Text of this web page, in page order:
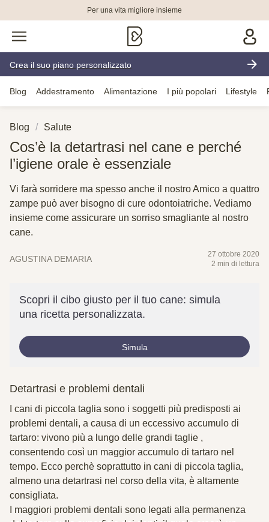
Per una vita migliore insieme
Crea il suo piano personalizzato
Blog Addestramento Alimentazione I più popolari Lifestyle
Blog Salute
Cos’è la detartrasi nel cane e perché
l’igiene orale è essenziale
Vi farà sorridere ma spesso anche il nostro Amico a quattro
zampe può aver bisogno di cure odontoiatriche. Vediamo
insieme come assicurare un sorriso smagliante al nostro
cane.
AGUSTINA DEMARIA
27 ottobre 2020
2 min di lettura
Scopri il cibo giusto per il tuo cane: simula
una ricetta personalizzata.
Simula
Detartrasi e problemi dentali
I cani di piccola taglia sono i soggetti più predisposti ai
problemi dentali, a causa di un eccessivo accumulo di
tartaro: vivono più a lungo delle grandi taglie ,
consentendo così un maggior accumulo di tartaro nel
tempo. Ecco perchè soprattutto in cani di piccola taglia,
almeno una detartrasi nel corso della vita, è altamente
consigliata.
I maggiori problemi dentali sono legati alla permanenza